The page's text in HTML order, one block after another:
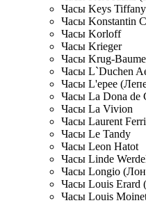
Часы Keys
Часы Konstantin
Часы Korloff
Часы Krieger
Часы Krug-
Часы L`Duchen
Часы L'epee
Часы La Dona de
Часы La Vivion
Часы Laurent
Часы Le Tandy
Часы Leon Hatot
Часы Linde
Часы Longio
Часы Louis Erard
Часы Louis